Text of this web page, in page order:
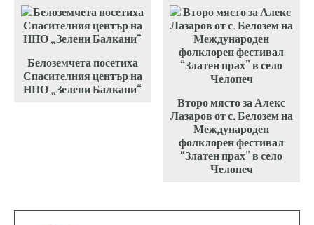
Белоземчета посетиха
Спасителния център на
НПО „Зелени Балкани“
Второ място за Алекс
Лазаров от с. Белозем на
Международен
фолклорен фестивал
“Златен прах” в село
Челопеч